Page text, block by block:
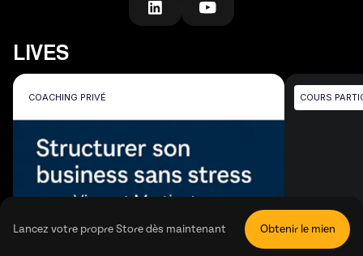
LIVES
COACHING PRIVÉ COURS
Lancez votre propre Store dès maintenant Obtenir le mien